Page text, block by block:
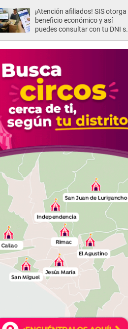
¡Atención afiliados! SIS otorga
beneficio económico y así
puedes consultar con tu DNI si